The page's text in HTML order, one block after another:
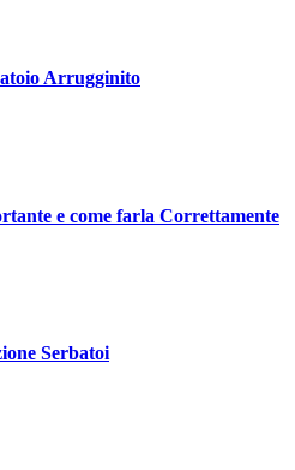
Arrugginito
e come farla Correttamente
Serbatoi